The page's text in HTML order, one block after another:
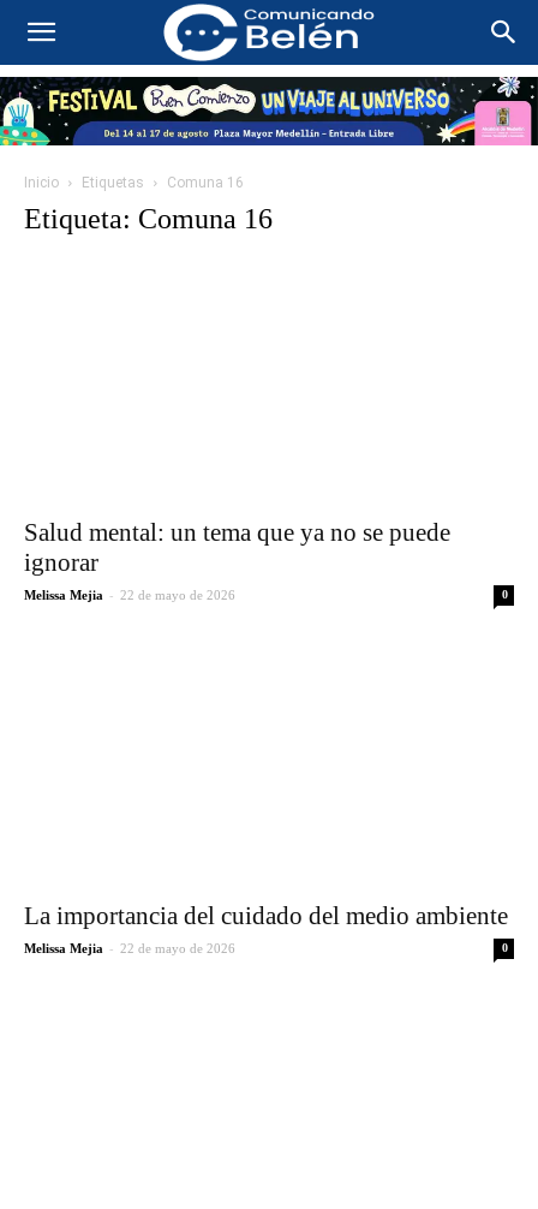
Inicio Etiquetas Comuna 16
Etiqueta: Comuna 16
Salud mental: un tema que ya no se puede
ignorar
Melissa Mejia - 22 de mayo de 2026 0
La importancia del cuidado del medio ambiente
Melissa Mejia - 22 de mayo de 2026 0